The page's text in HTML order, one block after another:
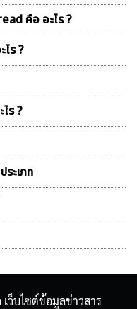
คือ อะไร ?
ร ?
ร ?
ะเภท
ว็บไซต์ข้อมูลข่าวสาร